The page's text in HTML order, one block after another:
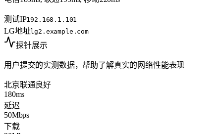
测试IP192.168.1.101
LG地址lg2.example.com
探针展示
用户提交的实测数据，帮助了解真实的网络性能表现
北京联通 良好
180ms
延迟
50Mbps
下载